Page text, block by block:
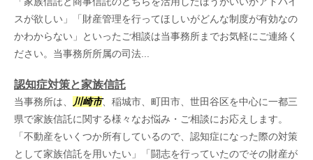
スが欲しい」「財産管理を行ってほしいがどんな制度が有効なの
かわからない」といったご相談は当事務所までお気軽にご連絡く
ださい。当事務所所属の司法...
認知症対策と家族信託
当事務所は、 川崎市、稲城市、町田市、世田谷区を中心に一都三
県で家族信託に関する様々なお悩み・ご相談にお応えします。
「不動産をいくつか所有しているので、認知症になった際の対策
として家族信託を用いたい」「闘志を行っていたのでその財産が